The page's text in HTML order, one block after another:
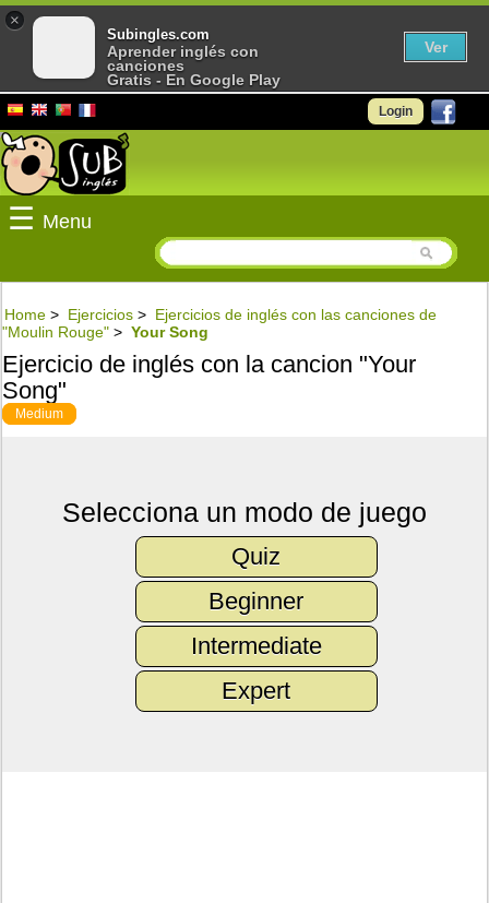
Login
☰ Menu
Home > Ejercicios > Ejercicios de inglés con las canciones de
"Moulin Rouge" > Your Song
Ejercicio de inglés con la cancion "Your
Song"
Medium
Selecciona un modo de juego
Quiz
Beginner
Intermediate
Expert
×
Subingles.com
Aprender inglés con
canciones
Gratis - En Google Play
Ver